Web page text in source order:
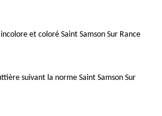
et coloré Saint Samson Sur Rance
suivant la norme Saint Samson Sur